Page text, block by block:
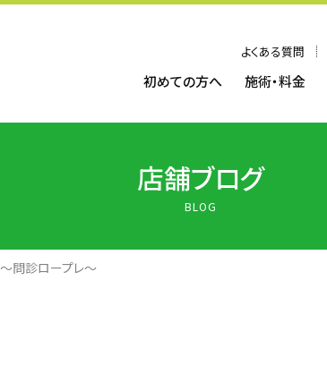
よくある質問
初めての方へ 施術・料金
店舗ブログ
BLOG
問診ロープレ～